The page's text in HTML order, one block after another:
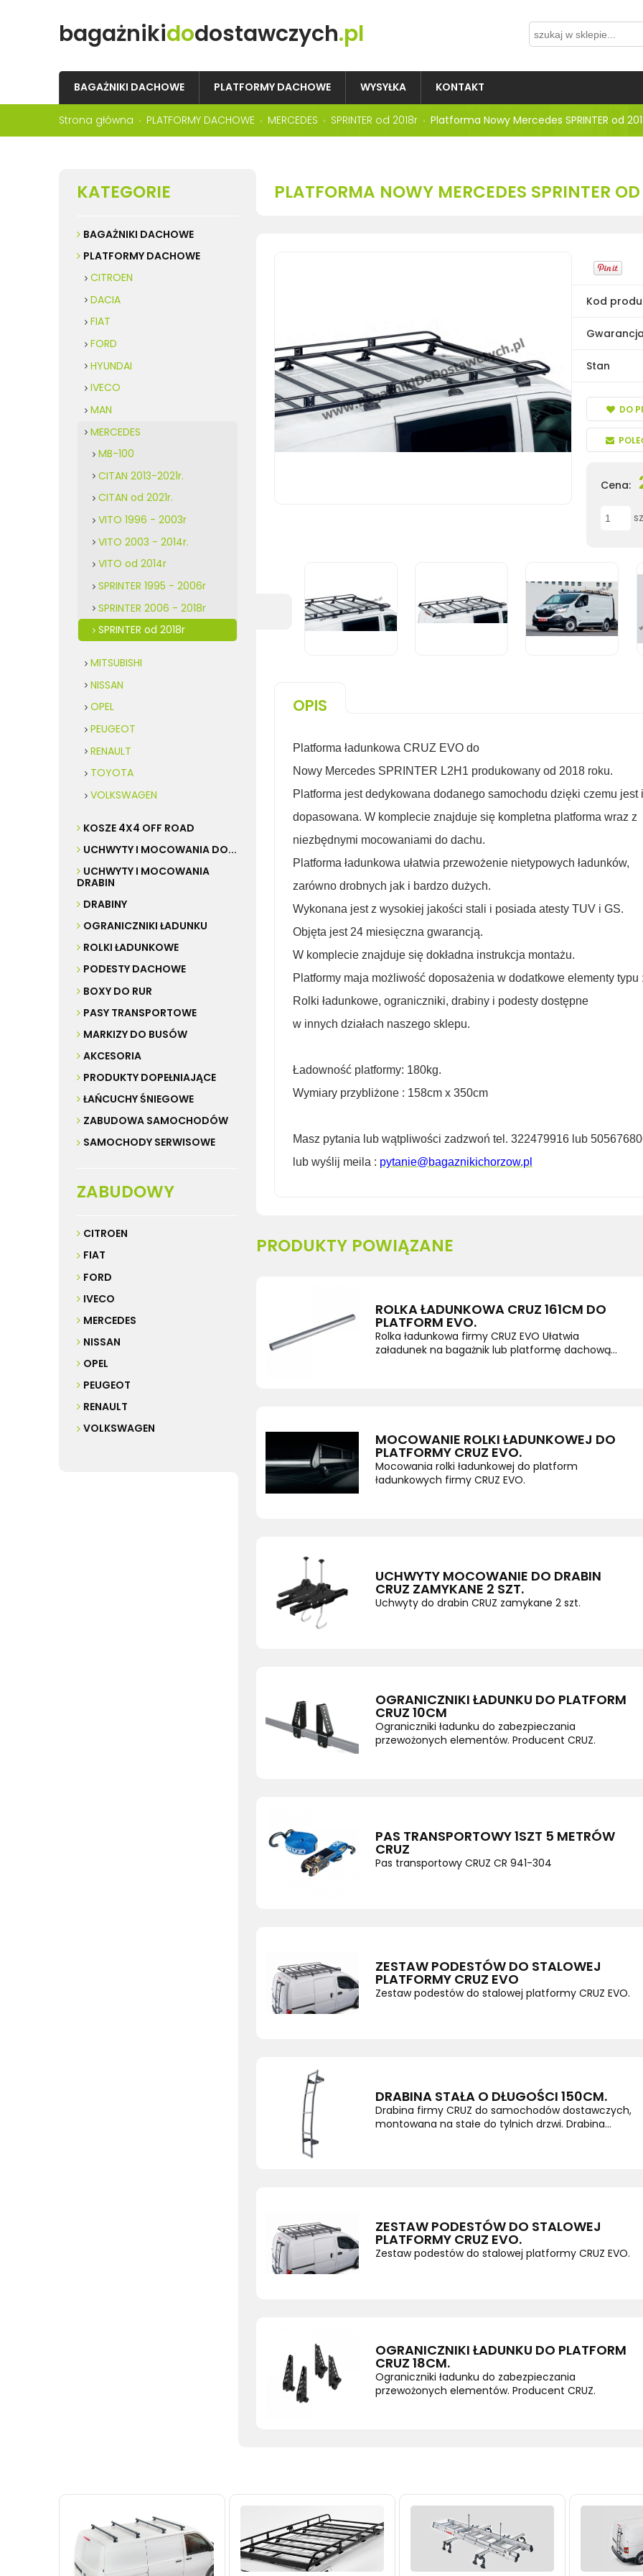
bagażnikidodostawczych.pl
BAGAŻNIKI DACHOWE PLATFORMY DACHOWE WYSYŁKA KONTAKT
Strona główna PLATFORMY DACHOWE MERCEDES SPRINTER od 2018r Platforma Nowy Mercedes SPRINTER od
KATEGORIE
BAGAŻNIKI DACHOWE
PLATFORMY DACHOWE
CITROEN
DACIA
FIAT
FORD
HYUNDAI
IVECO
MAN
MERCEDES
MB-100
CITAN 2013-2021r.
CITAN od 2021r.
VITO 1996 - 2003r
VITO 2003 - 2014r.
VITO od 2014r
SPRINTER 1995 - 2006r
SPRINTER 2006 - 2018r
SPRINTER od 2018r
MITSUBISHI
NISSAN
OPEL
PEUGEOT
RENAULT
TOYOTA
VOLKSWAGEN
KOSZE 4X4 OFF ROAD
UCHWYTY I MOCOWANIA DO...
UCHWYTY I MOCOWANIA
DRABIN
DRABINY
OGRANICZNIKI ŁADUNKU
ROLKI ŁADUNKOWE
PODESTY DACHOWE
BOXY DO RUR
PASY TRANSPORTOWE
MARKIZY DO BUSÓW
AKCESORIA
PRODUKTY DOPEŁNIAJĄCE
ŁAŃCUCHY ŚNIEGOWE
ZABUDOWA SAMOCHODÓW
SAMOCHODY SERWISOWE
ZABUDOWY
CITROEN
FIAT
FORD
IVECO
MERCEDES
NISSAN
OPEL
PEUGEOT
RENAULT
VOLKSWAGEN
PLATFORMA NOWY MERCEDES SPRINTER
Kod
Stan
DO
Cena:
OPIS
Platforma ładunkowa CRUZ EVO do
Nowy Mercedes SPRINTER L2H1 produkowany od 2018 roku.
Platforma jest dedykowana dodanego samochodu dzięki czemu jest
dopasowana. W komplecie znajduje się kompletna platforma wraz z
niezbędnymi mocowaniami do dachu.
Platforma ładunkowa ułatwia przewożenie nietypowych ładunków,
zarówno drobnych jak i bardzo dużych.
Wykonana jest z wysokiej jakości stali i posiada atesty TUV i GS.
Objęta jest 24 miesięczna gwarancją.
W komplecie znajduje się dokładna instrukcja montażu.
Platformy maja możliwość doposażenia w dodatkowe elementy typu
Rolki ładunkowe, ograniczniki, drabiny i podesty dostępne
w innych działach naszego sklepu.
Ładowność platformy: 180kg.
Wymiary przybliżone : 158cm x 350cm
Masz pytania lub wątpliwości zadzwoń tel. 322479916 lub
lub wyślij meila : pytanie@bagaznikichorzow.pl
PRODUKTY POWIĄZANE
ROLKA ŁADUNKOWA CRUZ 161CM DO
PLATFORM EVO.
Rolka ładunkowa firmy CRUZ EVO Ułatwia
załadunek na bagażnik lub platformę dachową...
MOCOWANIE ROLKI ŁADUNKOWEJ DO
PLATFORMY CRUZ EVO.
Mocowania rolki ładunkowej do platform
ładunkowych firmy CRUZ EVO.
UCHWYTY MOCOWANIE DO DRABIN
CRUZ ZAMYKANE 2 SZT.
Uchwyty do drabin CRUZ zamykane 2 szt.
OGRANICZNIKI ŁADUNKU DO PLATFORM
CRUZ 10CM
Ograniczniki ładunku do zabezpieczania
przewożonych elementów. Producent CRUZ.
PAS TRANSPORTOWY 1SZT 5 METRÓW
CRUZ
Pas transportowy CRUZ CR 941-304
ZESTAW PODESTÓW DO STALOWEJ
PLATFORMY CRUZ EVO
Zestaw podestów do stalowej platformy CRUZ EVO.
DRABINA STAŁA O DŁUGOŚCI 150CM.
Drabina firmy CRUZ do samochodów dostawczych,
montowana na stałe do tylnich drzwi. Drabina...
ZESTAW PODESTÓW DO STALOWEJ
PLATFORMY CRUZ EVO.
Zestaw podestów do stalowej platformy CRUZ EVO.
OGRANICZNIKI ŁADUNKU DO PLATFORM
CRUZ 18CM.
Ograniczniki ładunku do zabezpieczania
przewożonych elementów. Producent CRUZ.